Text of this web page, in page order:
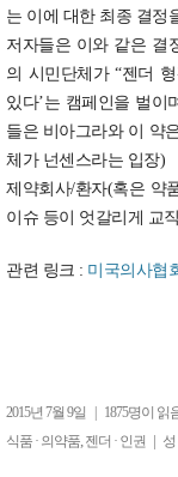
는 이에 대한 최종 결정
저자들은 이와 같은 결
의 시민단체가 “젠더
있다’는 캠페인을 벌이
들은 비아그라와 이 약
체가 넌센스라는 입장)
제약회사/환자(혹은 약
이슈 등이 엇갈리게 교
관련 링크 : 미국의사협
2015년 7월 9일
1875명이 읽
식품 · 의약품,젠더 · 인권 |